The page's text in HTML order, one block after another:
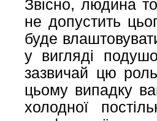
Звісно, людина
не допустить
буде
у вигляді
зазвичай цю
цьому випадку
холодної